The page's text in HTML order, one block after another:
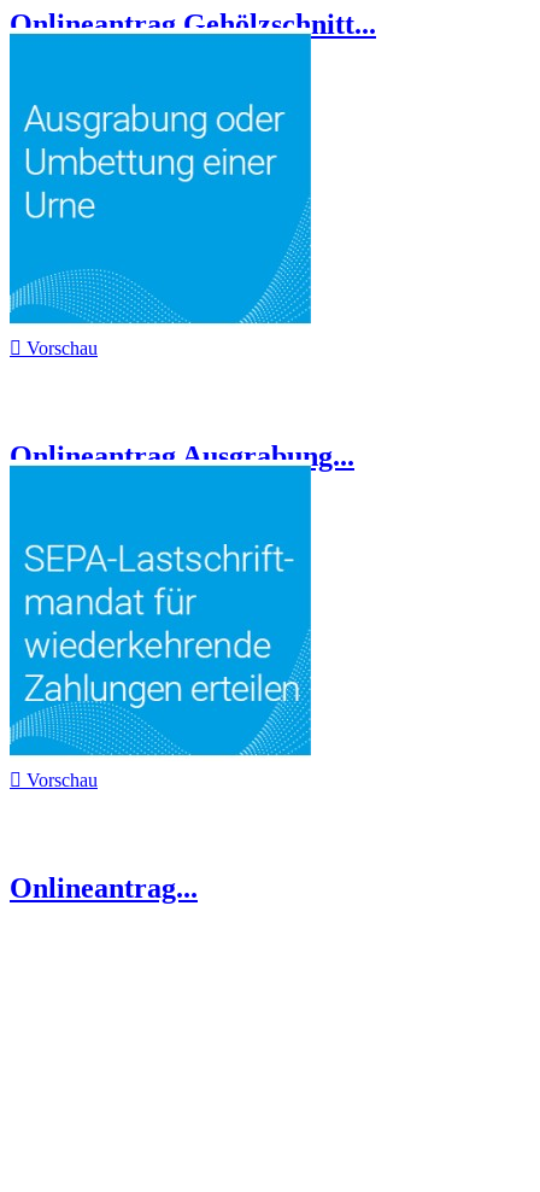
Onlineantrag Gehölzschnitt...
 Vorschau
Onlineantrag Ausgrabung...
 Vorschau
Onlineantrag...